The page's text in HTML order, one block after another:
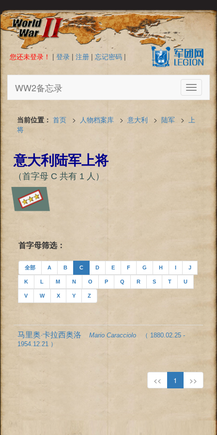
您还未登录！ | 登录 | 注册 | 忘记密码 |
Toggle
WW2备忘录
当前位置： 首页 > 人物档案库 > 意大利 > 陆军 >
上
将
意大利陆军上将
（首字母 C 共有 1 人）
首字母筛选：
全部 A B C D E F G H I J
K L M N O P Q R S T U
V W X Y Z
马里奥·卡拉西奥洛Mario Caracciolo
（ 1880.02.25 -
1954.12.21 ）
<< 1 >>